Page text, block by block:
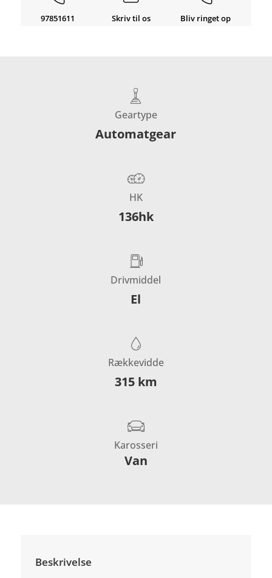
97851611 Skriv til os Bliv ringet op
Geartype
Automatgear
HK
136hk
Drivmiddel
El
Rækkevidde
315 km
Karosseri
Van
Beskrivelse